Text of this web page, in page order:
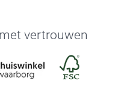
vertrouwen